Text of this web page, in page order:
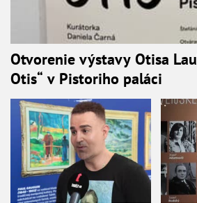
Otvorenie výstavy Otisa
Otis“ v Pistoriho paláci